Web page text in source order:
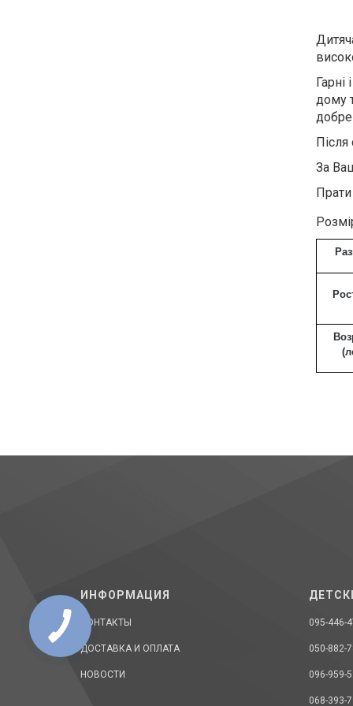
дому
добре
Після
За
ИНФОРМАЦИЯ
КОНТАКТЫ
ДОСТАВКА И ОПЛАТА
НОВОСТИ
095-446-
050-882-
096-959-
068-393-